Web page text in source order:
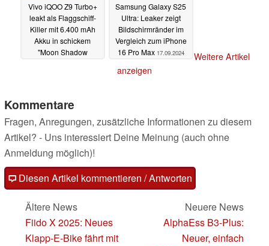
Vivo iQOO Z9 Turbo+
leakt als Flaggschiff-
Killer mit 6.400 mAh
Akku in schickem
"Moon Shadow
Samsung Galaxy S25
Ultra: Leaker zeigt
Bildschirmränder im
Vergleich zum iPhone
16 Pro Max 17.09.2024
Weitere Artikel
anzeigen
Kommentare
Fragen, Anregungen, zusätzliche Informationen zu diesem
Artikel? - Uns interessiert Deine Meinung (auch ohne
Anmeldung möglich)!
Diesen Artikel kommentieren / Antworten
Ältere News
Fiido X 2025: Neues
Klapp-E-Bike fährt mit
Neuere News
AlphaEss B3-Plus:
Neuer, einfach